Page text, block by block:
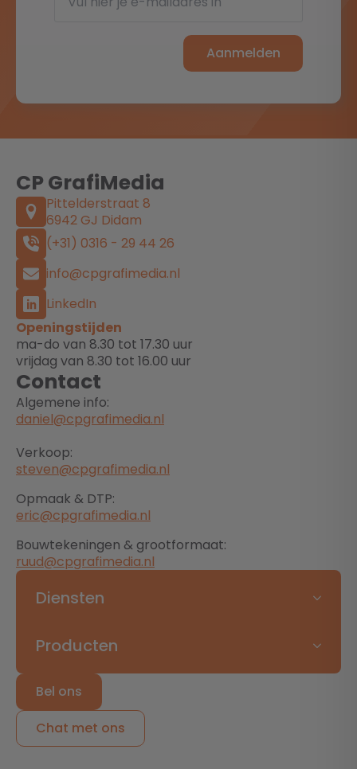
Aanmelden
CP GrafiMedia
Pittelderstraat 8
6942 GJ Didam
(+31) 0316 - 29 44 26
info@cpgrafimedia.nl
LinkedIn
Openingstijden
ma-do van 8.30 tot 17.30 uur
vrijdag van 8.30 tot 16.00 uur
Contact
Algemene info:
daniel@cpgrafimedia.nl
Verkoop:
steven@cpgrafimedia.nl
Opmaak & DTP:
eric@cpgrafimedia.nl
Bouwtekeningen & grootformaat:
ruud@cpgrafimedia.nl
Diensten
Producten
Bel ons
Chat met ons